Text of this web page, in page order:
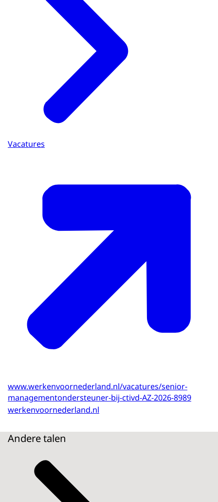
Vacatures
www.werkenvoornederland.nl/vacatures/senior-
managementondersteuner-bij-ctivd-AZ-2026-8989
werkenvoornederland.nl
Andere talen